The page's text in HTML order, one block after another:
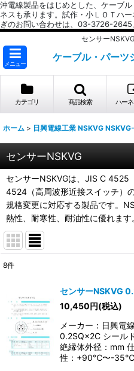
沖電線製品をはじめとした、ケーブ
ネスも承ります。試作・小ＬＯＴハ
ぎのお問い合わせは、03-3726-2645
センサー
メニュー
ケーブル・パー
カテゴリ 商品検索 ハー
ホーム > 日興電線工業 NSKVG
センサーNSKVG
センサーNSKVGは、JIS C 4525
4524（高周波形近接スイッチ）
規格変更に対応する製品です。
熱性、耐寒性、耐油性に優れます
並び順:
絞
8件
センサーNSKVG
10,450円(税込)
メーカー：日興電
0.2SQ×2C シール
絶縁体外径：mm
性：+90℃〜-